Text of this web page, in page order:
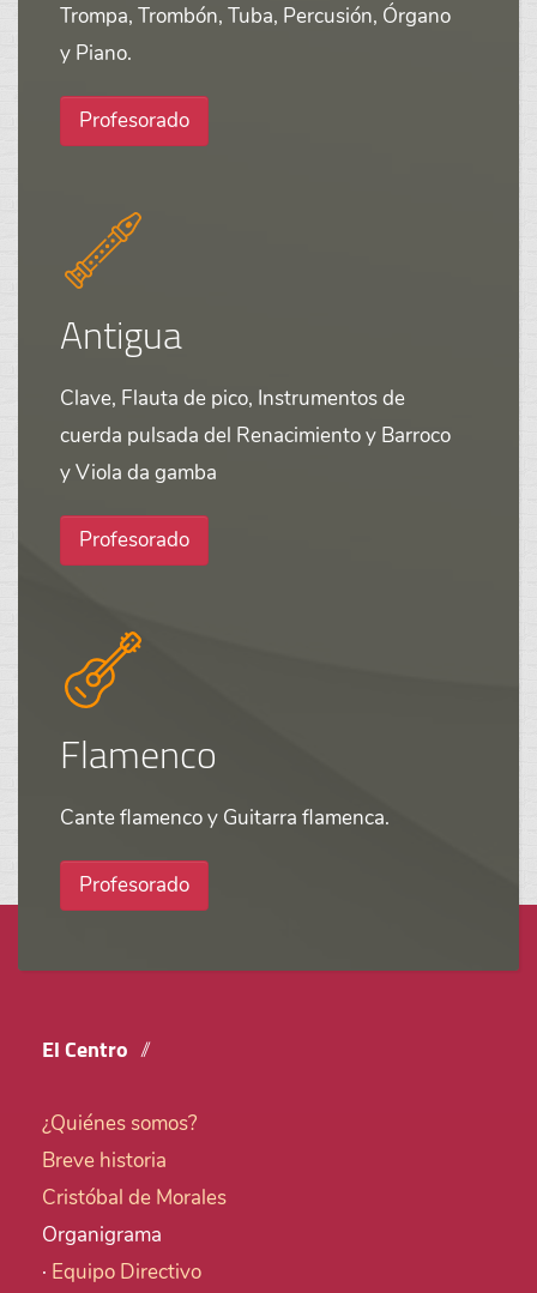
Trompa, Trombón, Tuba, Percusión, Órgano
y Piano.
Profesorado
Antigua
Clave, Flauta de pico, Instrumentos de
cuerda pulsada del Renacimiento y Barroco
y Viola da gamba
Profesorado
Flamenco
Cante flamenco y Guitarra flamenca.
Profesorado
El Centro
¿Quiénes somos?
Breve historia
Cristóbal de Morales
Organigrama
· Equipo Directivo